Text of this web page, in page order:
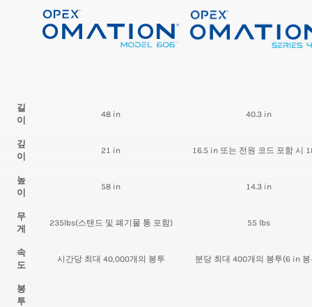
길
이
48 in 40.3 in
깊
이
21 in 16.5 in 또는 전원 코드 포함 시
높
이
58 in 14.3 in
무
게
235lbs(스탠드 및 폐기물 통 포함) 55 lbs
속
도
시간당 최대 40,000개의 봉투 분당 최대 400개의 봉투(6 in
봉
투